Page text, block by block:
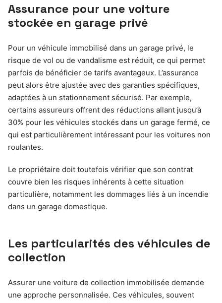
Assurance pour une voiture
stockée en garage privé
Pour un véhicule immobilisé dans un garage privé, le
risque de vol ou de vandalisme est réduit, ce qui permet
parfois de bénéficier de tarifs avantageux. L’assurance
peut alors être ajustée avec des garanties spécifiques,
adaptées à un stationnement sécurisé. Par exemple,
certains assureurs offrent des réductions allant jusqu’à
30% pour les véhicules stockés dans un garage fermé, ce
qui est particulièrement intéressant pour les voitures non
roulantes.
Le propriétaire doit toutefois vérifier que son contrat
couvre bien les risques inhérents à cette situation
particulière, notamment les dommages liés à un incendie
dans un garage domestique.
Les particularités des véhicules de
collection
Assurer une voiture de collection immobilisée demande
une approche personnalisée. Ces véhicules, souvent